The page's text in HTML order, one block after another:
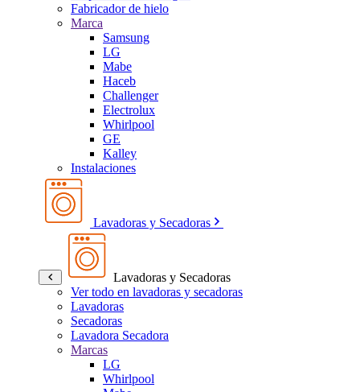
Fabricador de hielo
Marca
Samsung
LG
Mabe
Haceb
Challenger
Electrolux
Whirlpool
GE
Kalley
Instalaciones
Lavadoras y Secadoras
Lavadoras y Secadoras
Ver todo en lavadoras y secadoras
Lavadoras
Secadoras
Lavadora Secadora
Marcas
LG
Whirlpool